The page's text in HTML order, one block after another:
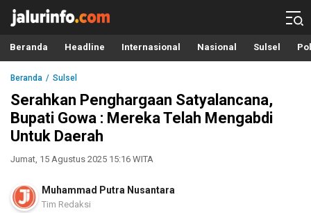
Info Terbaru, Berita Terkini Hari Ini, Jalurinfo.com
Terkini, Akurat dan Terpercaya
Beranda Headline Internasional Nasional Sulsel
Beranda Sulsel
Serahkan Penghargaan Satyalancana,
Bupati Gowa : Mereka Telah Mengabdi
Untuk Daerah
Jumat, 15 Agustus 2025 15:16 WITA
Muhammad Putra Nusantara
Tim Redaksi